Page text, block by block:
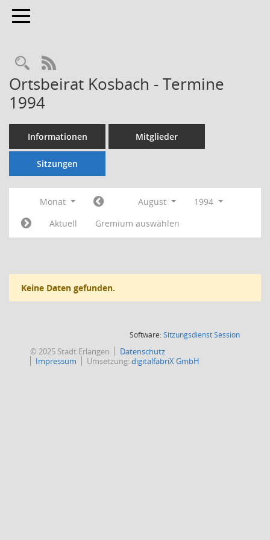
Toggle navigation
Rechercheauswahl
RSS-Feed
Ortsbeirat Kosbach - Termine
1994
Informationen Mitglieder
Sitzungen
Monat August
1994
Aktuell
Gremium auswählen
Keine Daten gefunden.
Software:SitzungsdienstSession(Wird in
© 2025 Stadt Erlangen
Datenschutz
Impressum
Umsetzung:digitalfabriX GmbH